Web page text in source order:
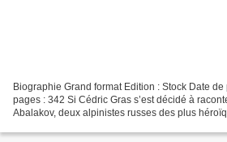
Biographie Grand format Edition : Stock Date
pages : 342 Si Cédric Gras s’est décidé à
Abalakov, deux alpinistes russes des plus